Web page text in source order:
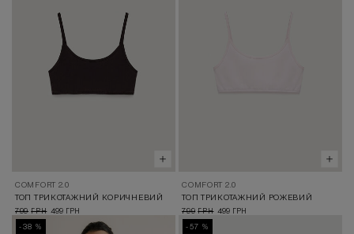
COMFORT 2.0
ТОП ТРИКОТАЖНИЙ КОРИЧНЕВИЙ
799 ГРН 499 ГРН
COMFORT 2.0
ТОП ТРИКОТАЖНИЙ РОЖЕВИЙ
799 ГРН 499 ГРН
-38 %
-57 %